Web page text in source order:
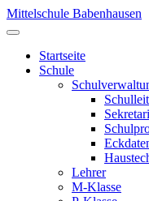
Mittelschule Babenhausen
Startseite
Schule
Lehrer
M-Klasse